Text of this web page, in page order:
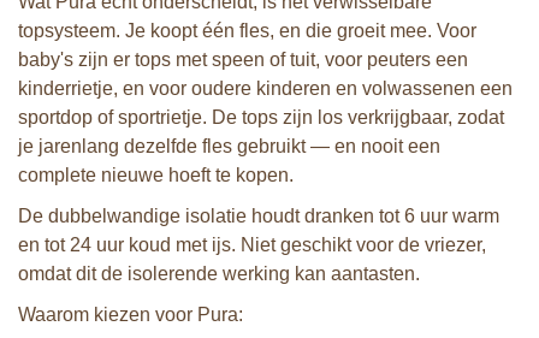
topsysteem. Je koopt één fles, en die groeit mee. Voor
baby's zijn er tops met speen of tuit, voor peuters een
kinderrietje, en voor oudere kinderen en volwassenen een
sportdop of sportrietje. De tops zijn los verkrijgbaar, zodat
je jarenlang dezelfde fles gebruikt — en nooit een
complete nieuwe hoeft te kopen.
De dubbelwandige isolatie houdt dranken tot 6 uur warm
en tot 24 uur koud met ijs. Niet geschikt voor de vriezer,
omdat dit de isolerende werking kan aantasten.
Waarom kiezen voor Pura: